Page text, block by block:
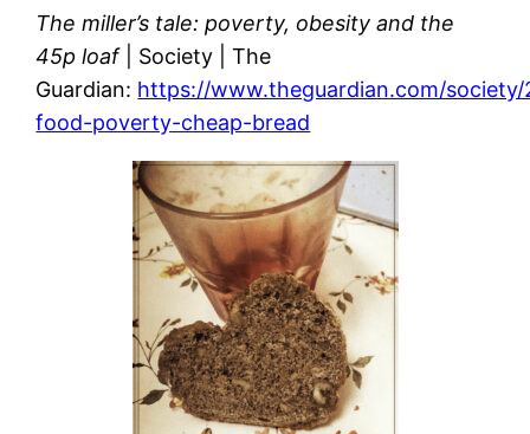
The miller’s tale: poverty, obesity and the
45p loaf| Society | The
Guardian: https://www.theguardian.com/
food-poverty-cheap-bread